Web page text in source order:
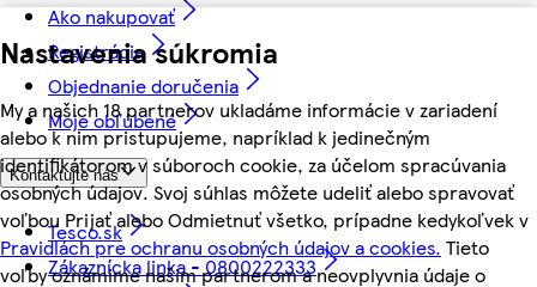
Nastavenia súkromia
My a našich 18 partnerov ukladáme informácie v zariadení
alebo k nim pristupujeme, napríklad k jedinečným
identifikátorom v súboroch cookie, za účelom spracúvania
osobných údajov. Svoj súhlas môžete udeliť alebo spravovať
voľbou Prijať alebo Odmietnuť všetko, prípadne kedykoľvek v
Pravidlách pre ochranu osobných údajov a cookies. Tieto
voľby oznámime našim partnerom a neovplyvnia údaje o
Ako nakupovať
Registrácia
Objednanie doručenia
Moje obľúbené
Kontaktujte nás
Tesco.sk
Zákaznícka linka - 0800222333